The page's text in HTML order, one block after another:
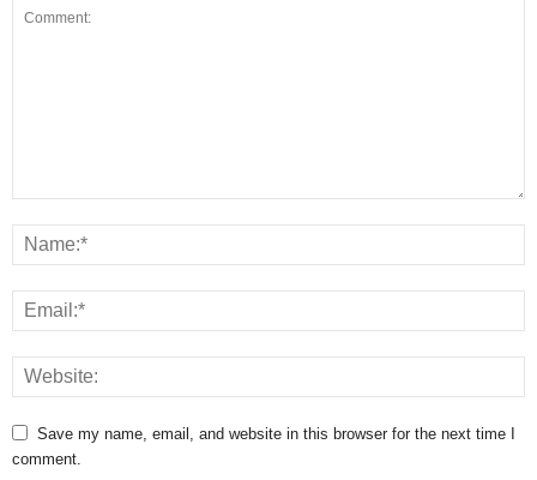
Save my name, email, and website in this browser for the next time I
comment.